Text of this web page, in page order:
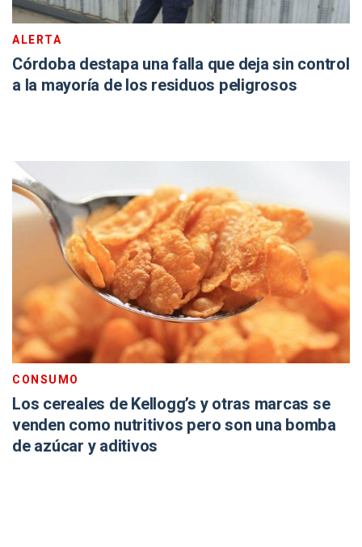
ALERTA
Córdoba destapa una falla que deja sin control
a la mayoría de los residuos peligrosos
CONSUMO
Los cereales de Kellogg’s y otras marcas se
venden como nutritivos pero son una bomba
de azúcar y aditivos